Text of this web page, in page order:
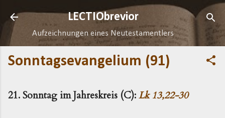
Direkt zum Hauptbereich
LECTIObrevior
Aufzeichnungen eines Neutestamentlers
Sonntagsevangelium (91)
21. Sonntag im Jahreskreis (C):Lk 13,22-30